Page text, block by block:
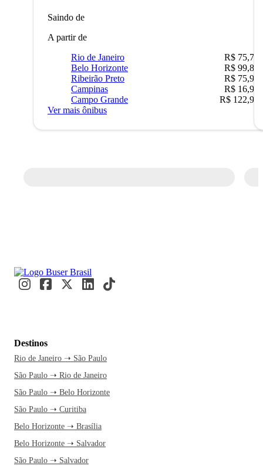
Saindo de
A partir de
Rio de Janeiro
R$ 75,77
Belo Horizonte
R$ 99,89
Ribeirão Preto
R$ 75,90
Campinas
R$ 16,90
Campo Grande
R$ 122,90
Ver mais ônibus
Destinos
Rio de Janeiro ➝ São Paulo
São Paulo ➝ Rio de Janeiro
São Paulo ➝ Belo Horizonte
São Paulo ➝ Curitiba
Belo Horizonte ➝ Brasília
Belo Horizonte ➝ Salvador
São Paulo ➝ Salvador